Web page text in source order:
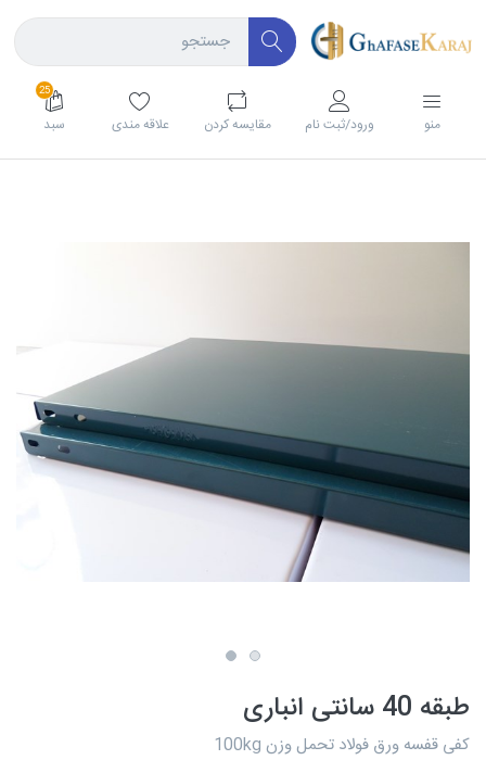
منو ورود/ثبت نام مقايسه كردن علاقه مندی
25
سبد
طبقه 40 سانتی انباری
کفی قفسه ورق فولاد تحمل وزن 100kg